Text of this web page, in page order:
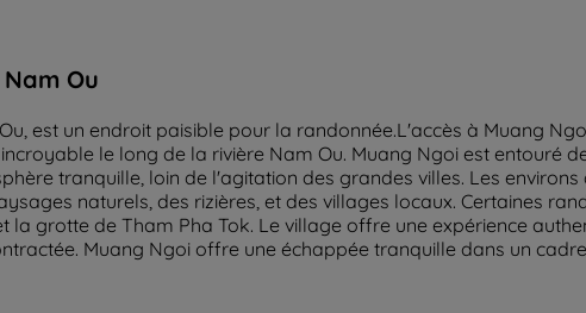
Ou
est un endroit paisible pour la randonnée.L'accès à Muang
le long de la rivière Nam Ou. Muang Ngoi est entouré
tranquille, loin de l'agitation des grandes villes. Les
naturels, des rizières, et des villages locaux. Certaines
grotte de Tham Pha Tok. Le village offre une expérience
Muang Ngoi offre une échappée tranquille dans un